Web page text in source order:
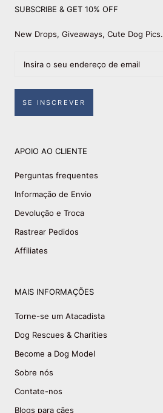
SUBSCRIBE & GET 10% OFF
New Drops, Giveaways, Cute Dog Pics.
SE INSCREVER
APOIO AO CLIENTE
Perguntas frequentes
Informação de Envio
Devolução e Troca
Rastrear Pedidos
Affiliates
MAIS INFORMAÇÕES
Torne-se um Atacadista
Dog Rescues & Charities
Become a Dog Model
Sobre nós
Contate-nos
Blogs para cães